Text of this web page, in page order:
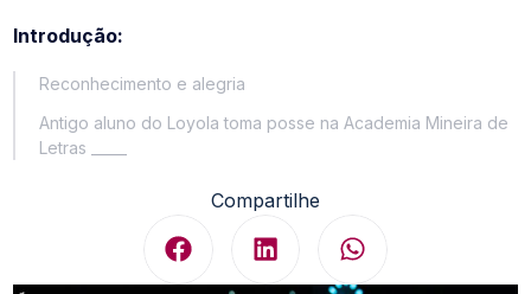
Introdução:
Reconhecimento e alegria
Antigo aluno do Loyola toma posse na Academia Mineira de
Letras _____
Compartilhe